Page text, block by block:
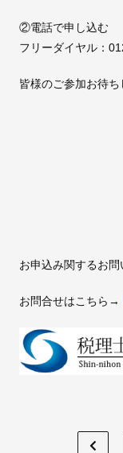
②電話で申し込む
フリーダイヤル：
皆様のご参加お待ち
お申込み関するお問
お問合せはこちら→